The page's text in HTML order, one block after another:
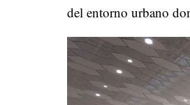
del entorno urbano